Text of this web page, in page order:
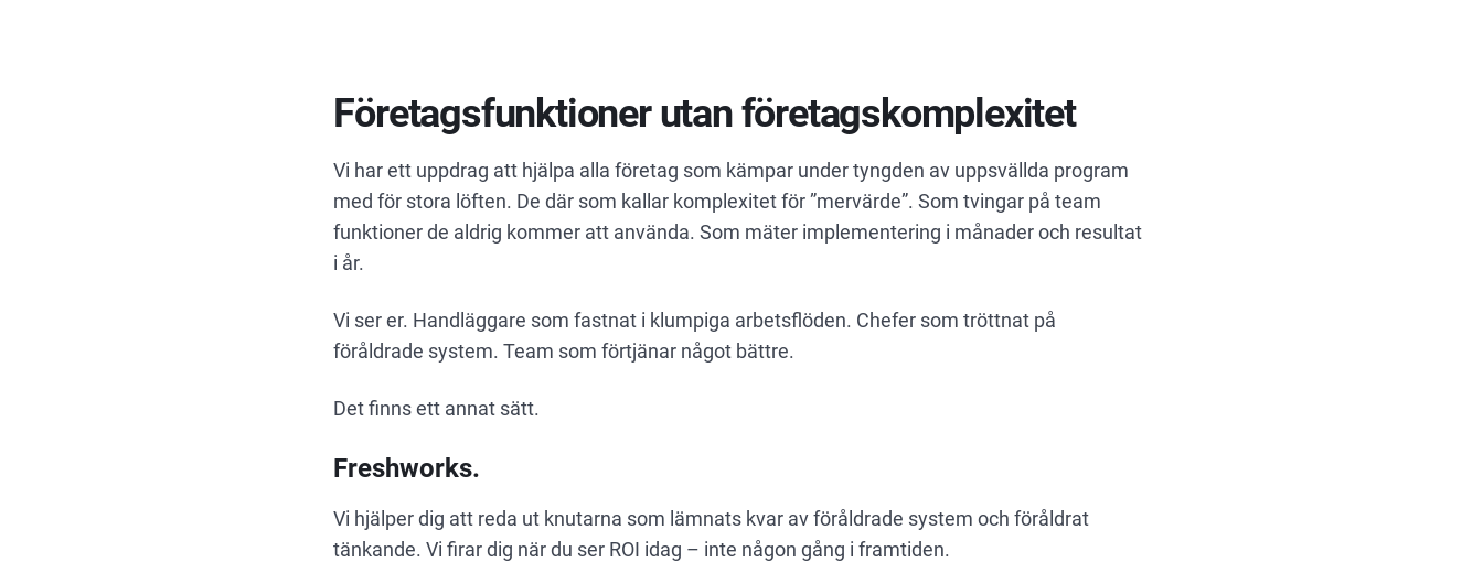
Företagsfunktioner utan företagskomplexitet
Vi har ett uppdrag att hjälpa alla företag som kämpar under tyngden av uppsvällda program
med för stora löften. De där som kallar komplexitet för ”mervärde”. Som tvingar på team
funktioner de aldrig kommer att använda. Som mäter implementering i månader och resultat
i år.
Vi ser er. Handläggare som fastnat i klumpiga arbetsflöden. Chefer som tröttnat på
föråldrade system. Team som förtjänar något bättre.
Det finns ett annat sätt.
Freshworks.
Vi hjälper dig att reda ut knutarna som lämnats kvar av föråldrade system och föråldrat
tänkande. Vi firar dig när du ser ROI idag – inte någon gång i framtiden.